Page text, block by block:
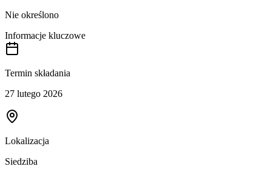
Nie określono
Informacje kluczowe
Termin składania
27 lutego 2026
Lokalizacja
Siedziba